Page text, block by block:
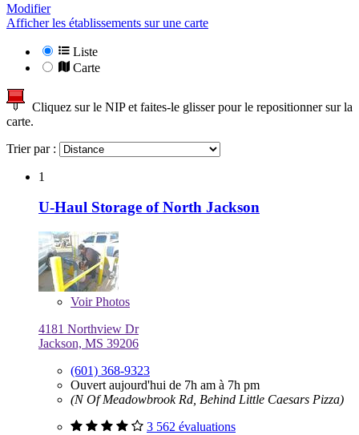
Modifier
Afficher les établissements sur une carte
Liste
Carte
Cliquez sur le NIP et faites-le glisser pour le repositionner sur la
carte.
Trier par :
1
U-Haul Storage of North Jackson
VoirPhotos
4181 Northview Dr
Jackson, MS 39206
(601) 368-9323
Ouvert aujourd'hui de 7h am à 7h pm
(N Of Meadowbrook Rd, Behind Little Caesars Pizza)
3 562 évaluations